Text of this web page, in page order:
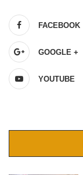
FACEBOOK
GOOGLE +
YOUTUBE